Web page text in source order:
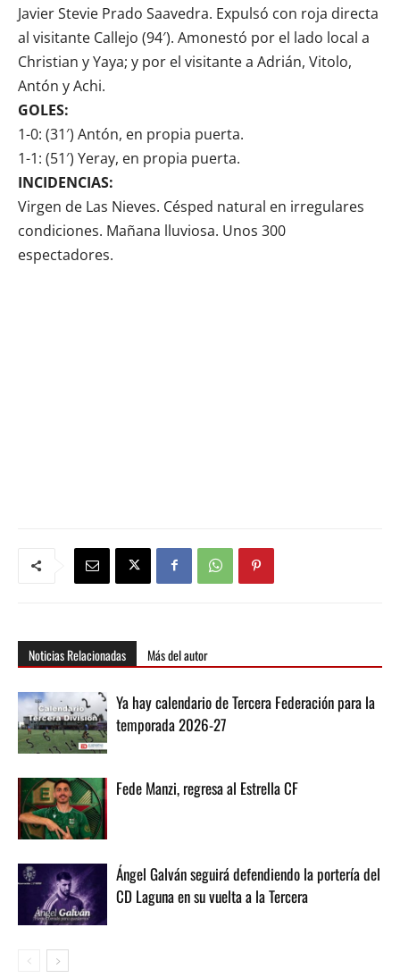
Javier Stevie Prado Saavedra. Expulsó con roja directa
al visitante Callejo (94′). Amonestó por el lado local a
Christian y Yaya; y por el visitante a Adrián, Vitolo,
Antón y Achi.
GOLES:
1-0: (31′) Antón, en propia puerta.
1-1: (51′) Yeray, en propia puerta.
INCIDENCIAS:
Virgen de Las Nieves. Césped natural en irregulares
condiciones. Mañana lluviosa. Unos 300
espectadores.
Noticias Relacionadas Más del autor
Ya hay calendario de Tercera Federación para la
temporada 2026-27
Fede Manzi, regresa al Estrella CF
Ángel Galván seguirá defendiendo la portería del
CD Laguna en su vuelta a la Tercera